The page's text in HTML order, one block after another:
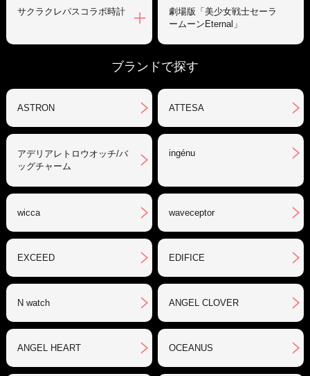
サクラクレパスコラボ時計
劇場版「美少女戦士セーラ
ームーンEternal」
ブランドで探す
ASTRON ATTESA
アデリアレトロウオッチ/バ
ッグチャーム
ingénu
wicca waveceptor
EXCEED EDIFICE
N watch ANGEL CLOVER
ANGEL HEART OCEANUS